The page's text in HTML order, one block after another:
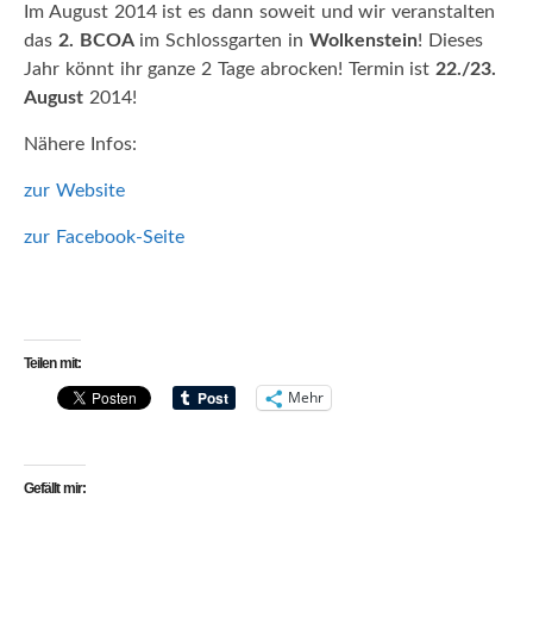
Im August 2014 ist es dann soweit und wir veranstalten
das 2. BCOAim Schlossgarten in Wolkenstein! Dieses
Jahr könnt ihr ganze 2 Tage abrocken! Termin ist 22./23.
August 2014!
Nähere Infos:
zur Website
zur Facebook-Seite
Teilen mit:
Mehr
Gefällt mir: